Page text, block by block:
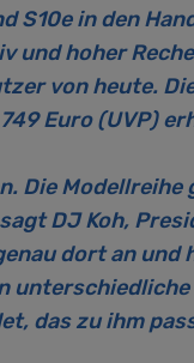
S10e in den
hoher
von heute.
Euro (UVP)
Die
DJ Koh,
dort an
das zu ihm